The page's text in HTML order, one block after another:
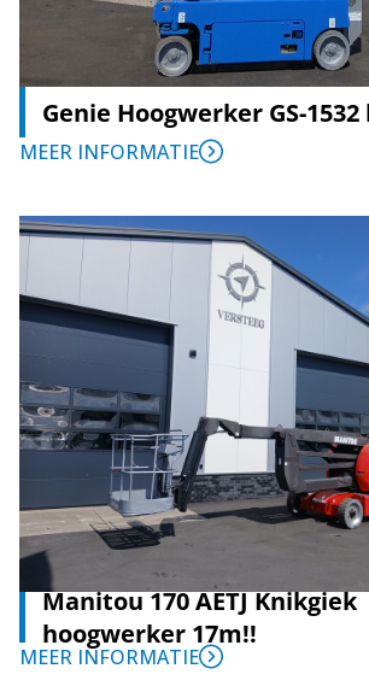
Genie Hoogwerker GS-1532
MEER INFORMATIE
Manitou 170 AETJ Knikgiek
hoogwerker 17m!!
MEER INFORMATIE